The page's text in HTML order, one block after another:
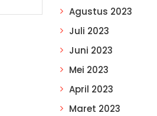
Agustus 2023
Juli 2023
Juni 2023
Mei 2023
April 2023
Maret 2023